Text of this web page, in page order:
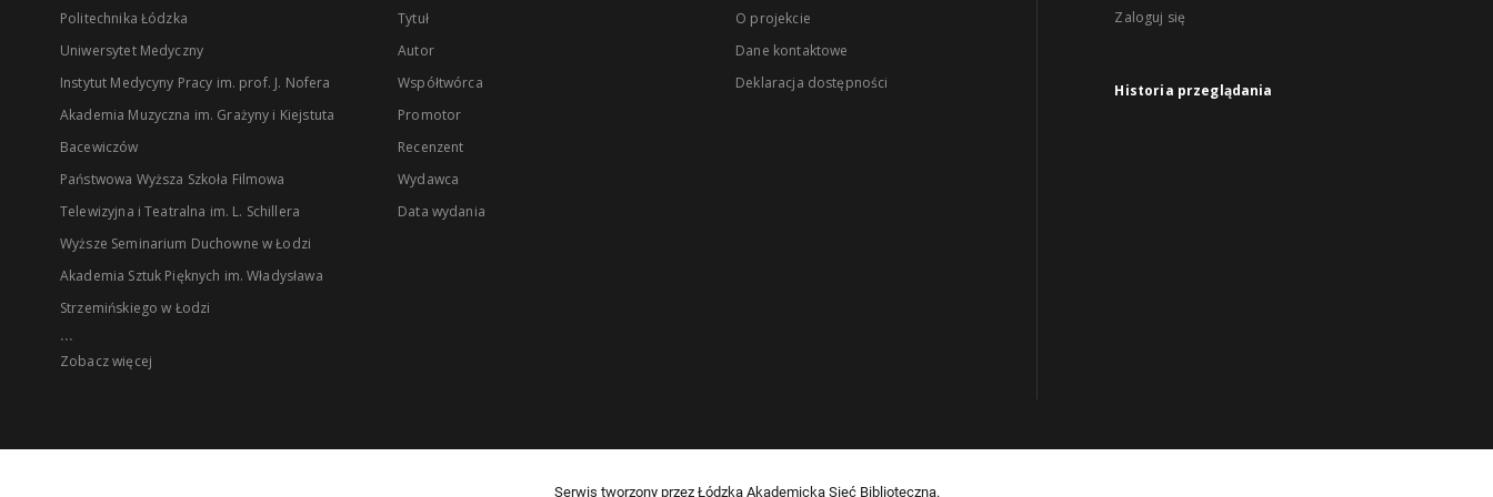
Politechnika Łódzka
Uniwersytet Medyczny
Instytut Medycyny Pracy im. prof. J. Nofera
Akademia Muzyczna im. Grażyny i Kiejstuta
Bacewiczów
Państwowa Wyższa Szkoła Filmowa
Telewizyjna i Teatralna im. L. Schillera
Wyższe Seminarium Duchowne w Łodzi
Akademia Sztuk Pięknych im. Władysława
Strzemińskiego w Łodzi
...
Zobacz więcej
Tytuł
Autor
Współtwórca
Promotor
Recenzent
Wydawca
Data wydania
O projekcie
Dane kontaktowe
Deklaracja dostępności
Zaloguj się
Historia przeglądania
Serwis tworzony przez Łódzką Akademicką Sieć Biblioteczną.